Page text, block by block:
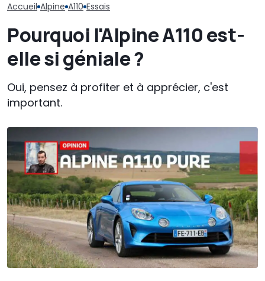
Accueil Alpine A110 Essais
Pourquoi l'Alpine A110 est-
elle si géniale ?
Oui, pensez à profiter et à apprécier, c'est
important.